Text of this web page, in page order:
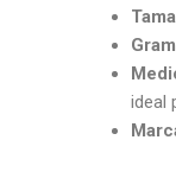
ideal